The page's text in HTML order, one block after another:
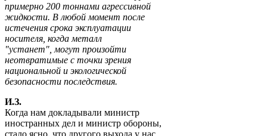
примерно 200 тоннами агрессивной
жидкости. В любой момент после
истечения срока эксплуатации
носителя, когда металл
"устанет", могут произойти
неотвратимые с точки зрения
национальной и экологической
безопасности последствия.
И.З.
Когда нам докладывали министр
иностранных дел и министр обороны,
стало ясно, что другого выхода у нас